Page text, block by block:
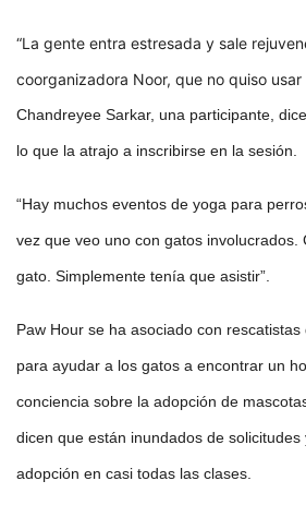
“La gente entra estresada y sale
coorganizadora Noor, que no quiso
Chandreyee Sarkar, una participante,
lo que la atrajo a inscribirse en la sesión.
“Hay muchos eventos de yoga para
vez que veo uno con gatos involucrados.
gato. Simplemente tenía que asistir”.
Paw Hour se ha asociado con
para ayudar a los gatos a encontrar un
conciencia sobre la adopción de
dicen que están inundados de
adopción en casi todas las clases.